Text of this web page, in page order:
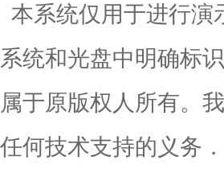
本系统仅用于进行演
系统和光盘中明确标
属于原版权人所有。
任何技术支持的义务